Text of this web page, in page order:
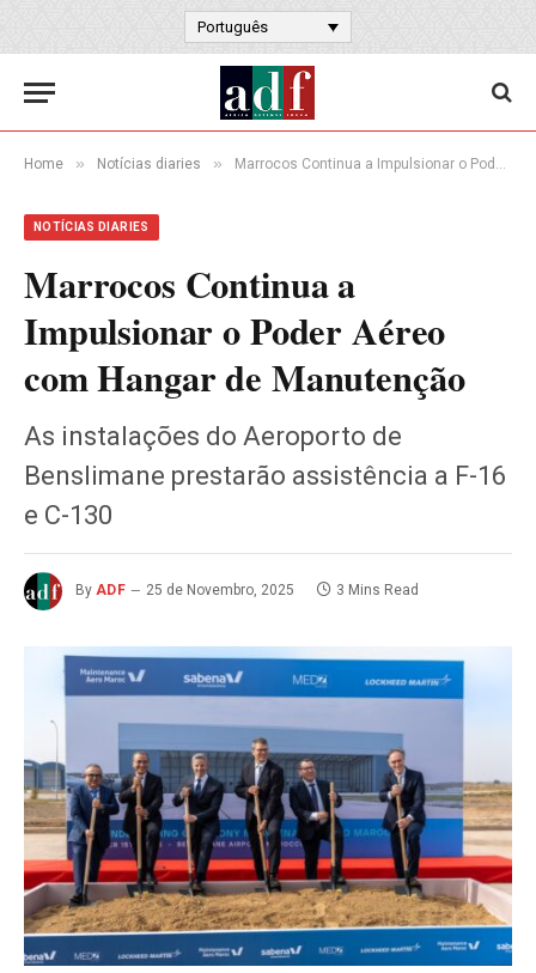
Português
Home » Notícias diaries » Marrocos Continua a Impulsionar o Poder Aéreo com Hangar de Manutenção
NOTÍCIAS DIARIES
Marrocos Continua a
Impulsionar o Poder Aéreo
com Hangar de Manutenção
As instalações do Aeroporto de
Benslimane prestarão assistência a F-16
e C-130
By ADF 25 de Novembro, 2025 3 Mins Read